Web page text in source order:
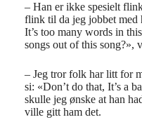
– Han er ikke spesielt
flink til da jeg jobbet med
It’s too many words in
songs out of this song?»,
– Jeg tror folk har litt for
si: «Don’t do that, It’s a
skulle jeg ønske at han
ville gitt ham det.